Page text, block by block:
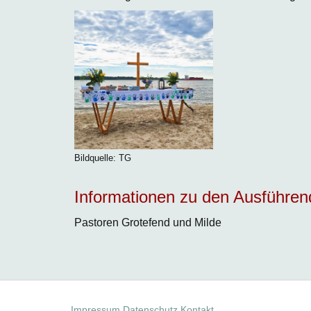
Bildquelle: TG
Informationen zu den
Pastoren Grotefend und Milde